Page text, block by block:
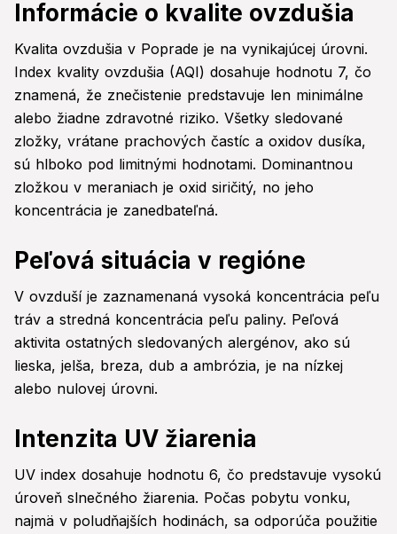
Informácie o kvalite ovzdušia
Kvalita ovzdušia v Poprade je na vynikajúcej úrovni.
Index kvality ovzdušia (AQI) dosahuje hodnotu 7, čo
znamená, že znečistenie predstavuje len minimálne
alebo žiadne zdravotné riziko. Všetky sledované
zložky, vrátane prachových častíc a oxidov dusíka,
sú hlboko pod limitnými hodnotami. Dominantnou
zložkou v meraniach je oxid siričitý, no jeho
koncentrácia je zanedbateľná.
Peľová situácia v regióne
V ovzduší je zaznamenaná vysoká koncentrácia peľu
tráv a stredná koncentrácia peľu paliny. Peľová
aktivita ostatných sledovaných alergénov, ako sú
lieska, jelša, breza, dub a ambrózia, je na nízkej
alebo nulovej úrovni.
Intenzita UV žiarenia
UV index dosahuje hodnotu 6, čo predstavuje vysokú
úroveň slnečného žiarenia. Počas pobytu vonku,
najmä v poludňajších hodinách, sa odporúča použitie